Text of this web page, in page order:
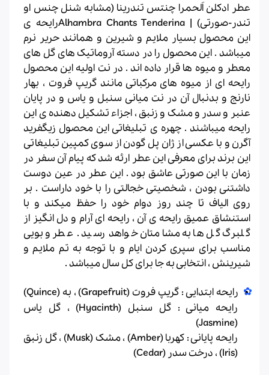
عطر ادکلن اَلحمرا چنتس تندرینا (مشابه شنل چنس او
تندر-صورتی) | Alhambra Chants Tenderinaرایحه ی
این محصول بسیار ملایم و شیرین و همانند حریر نرم
میباشد . این محصول را در دسته آروماتیک های گل های
معطر و میوه ها قرار داده اند . در نت اولیه این محصول
رایحه ای از میوه های مرکباتی مانند گریپ فروت ، بهار
نارنج و بدنبال آن در نت میانی سنبل و یاس و در پایان
عنبر و سدر و مشک و زنبق ، اجزاء تشکیل دهنده ی این
رایحه میباشند . چهره ی تبلیغاتی این محصول زیگفرید
آگرن و با عکسی از ژان پل گودن از سوی کمپین تبلیغاتی
این برند برای معرفی این عطر ارئه شد که پیام آن سفر در
زمان با این صورتی عاشق بود . این عطر در عین دوست
داشتنی بودن ، شخصیتی خجالتی را با خود داراست . بر
روی الیاف تا چند روز دوام خود را حفظ میکند و با
استنشاق عمیق رایحه ی آن ، رایحه ای آرام و دل انگیز از
گلبرگ گل ها به مشامتان خواهد رسید . عطر و بویی
مناسب برای سپری کردن ایام و با توجه به تم ملایم و
شیرینش ، انتخابی به جا برای کل سال میباشد .
رایحه ابتدایی : گریپ فروت (Grapefruit) ، به (Quince)
رایحه میانی : گل سنبل (Hyacinth) ، گل یاس
(Jasmine)
رایحه پایانی : کهربا (Amber) ، مشک (Musk) ، گل زنبق
(Iris) ، درخت سدر (Cedar)